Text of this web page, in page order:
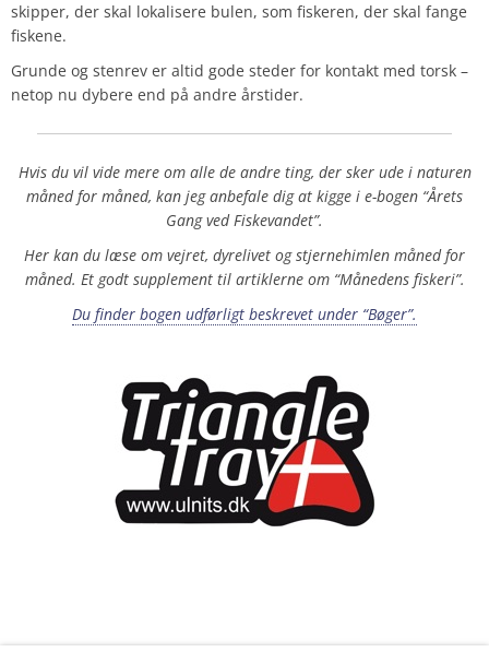
skipper, der skal lokalisere bulen, som fiskeren, der skal fange
fiskene.
Grunde og stenrev er altid gode steder for kontakt med torsk –
netop nu dybere end på andre årstider.
Hvis du vil vide mere om alle de andre ting, der sker ude i naturen
måned for måned, kan jeg anbefale dig at kigge i e-bogen “Årets
Gang ved Fiskevandet”.
Her kan du læse om vejret, dyrelivet og stjernehimlen måned for
måned. Et godt supplement til artiklerne om “Månedens fiskeri”.
Du finder bogen udførligt beskrevet under “Bøger”.